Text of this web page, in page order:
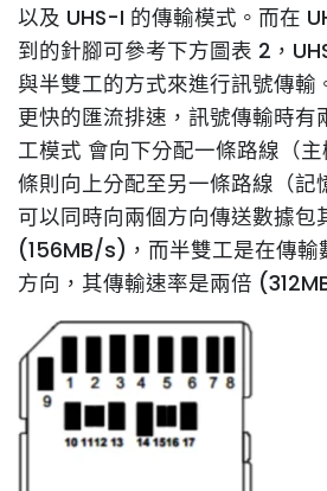
以及 UHS-I 的傳輸模式。而在
到的針腳可參考下方圖表 2，
與半雙工的方式來進行訊號傳輸
更快的匯流排速，訊號傳輸時有
工模式 會向下分配一條路線（
條則向上分配至另一條路線（記
可以同時向兩個方向傳送數據包
(156MB/s)，而半雙工是在傳輸
方向，其傳輸速率是兩倍